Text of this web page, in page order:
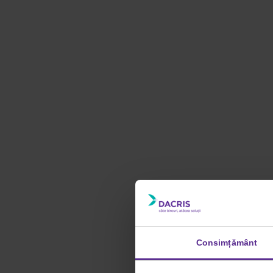
Consimțământ